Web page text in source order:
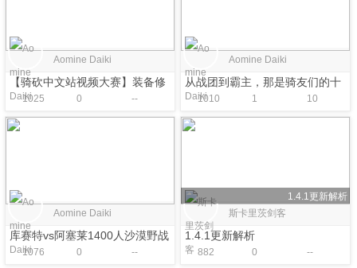
Aomine Daiki
【骑砍中文站视频大赛】装备修
改以及兵种修改小教程
1025 0 --
Aomine Daiki
从战团到霸主，那是骑友们的十
年青春！
1010 1 10
Aomine Daiki
库赛特vs阿塞莱1400人沙漠野战
大电影！
1076 0 --
1.4.1更新解析
斯卡里茨剑客
1.4.1更新解析
882 0 --